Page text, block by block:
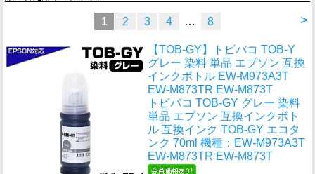
>
1 2 3 4 … 8
【TOB-GY】トビバコ TOB-Y
グレー 染料 単品 エプソン 互換
インクボトル EW-M973A3T
EW-M873TR EW-M873T
トビバコ TOB-GY グレー 染料
単品 エプソン 互換インクボト
ル 互換インク TOB-GY エコタ
ンク 70ml 機種：EW-M973A3T
EW-M873TR EW-M873T